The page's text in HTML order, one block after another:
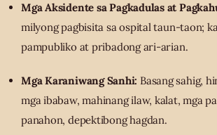
Mga Aksidente sa Pagkadulas at
milyong pagbisita sa ospital taun-taon;
pampubliko at pribadong ari-arian.
Mga Karaniwang Sanhi: Basang sahig,
mga ibabaw, mahinang ilaw, kalat, mga
panahon, depektibong hagdan.